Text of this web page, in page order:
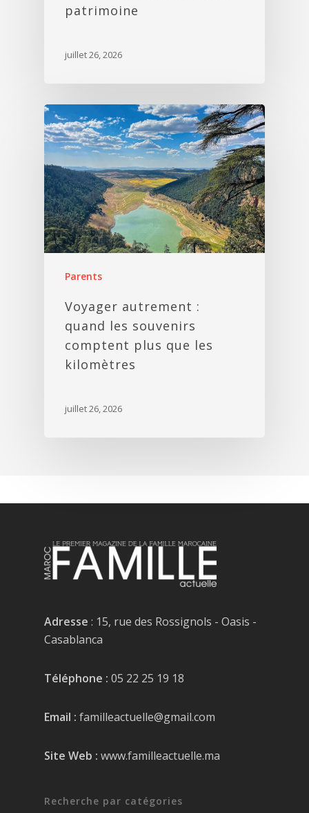
patrimoine
juillet 26, 2026
Parents
Voyager autrement :
quand les souvenirs
comptent plus que les
kilomètres
juillet 26, 2026
Adresse : 15, rue des Rossignols - Oasis -
Casablanca
Téléphone : 05 22 25 19 18
Email : familleactuelle@gmail.com
Site Web : www.familleactuelle.ma
Recherche par catégories